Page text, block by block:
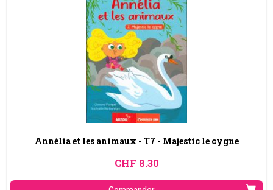
Annélia et les animaux - T7 - Majestic le cygne
CHF 8.30